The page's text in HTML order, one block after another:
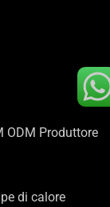
ODM Produttore
di calore